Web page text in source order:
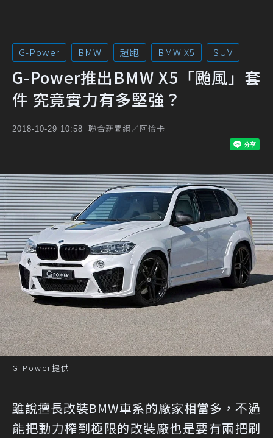
G-Power BMW 超跑 BMW X5 SUV
G-Power推出BMW X5「颱風」套
件 究竟實力有多堅強？
2018-10-29 10:58 聯合新聞網／阿恰卡
G-Power提供
雖說擅長改裝BMW車系的廠家相當多，不過
能把動力榨到極限的改裝廠也是要有兩把刷